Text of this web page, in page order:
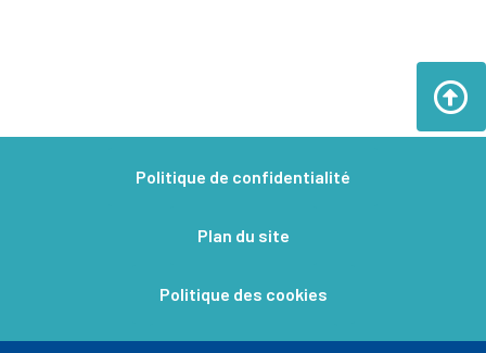
Politique de confidentialité
Plan du site
Politique des cookies